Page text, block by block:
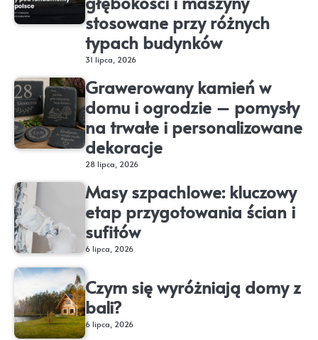
stosowane przy różnych
typach budynków
31 lipca, 2026
Grawerowany kamień w
domu i ogrodzie – pomysły
na trwałe i personalizowane
dekoracje
28 lipca, 2026
Masy szpachlowe: kluczowy
etap przygotowania ścian i
sufitów
6 lipca, 2026
Czym się wyróżniają domy z
bali?
6 lipca, 2026